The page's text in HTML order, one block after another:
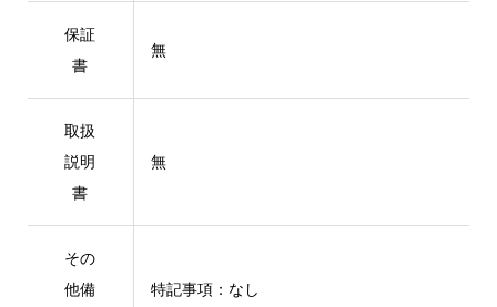
保証
書
無
取扱
説明
書
無
その
他備
特記事項：なし